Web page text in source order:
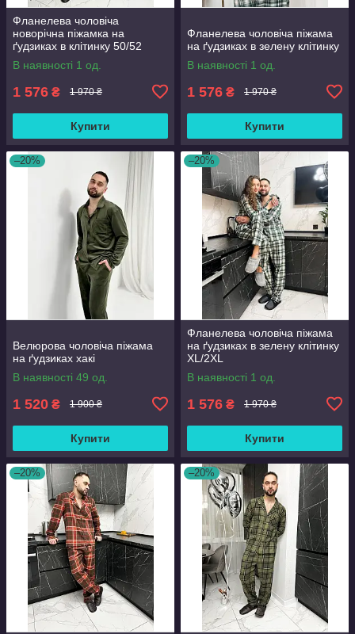
Фланелева чоловіча
новорічна піжамка на
ґудзиках в клітинку 50/52
В наявності 1 од.
1 576 ₴ 1 970 ₴
Купити
Фланелева чоловіча піжама
на ґудзиках в зелену клітинку
В наявності 1 од.
1 576 ₴ 1 970 ₴
Купити
–20%
Велюрова чоловіча піжама
на ґудзиках хакі
В наявності 49 од.
1 520 ₴ 1 900 ₴
Купити
–20%
Фланелева чоловіча піжама
на ґудзиках в зелену клітинку
XL/2XL
В наявності 1 од.
1 576 ₴ 1 970 ₴
Купити
–20% –20%